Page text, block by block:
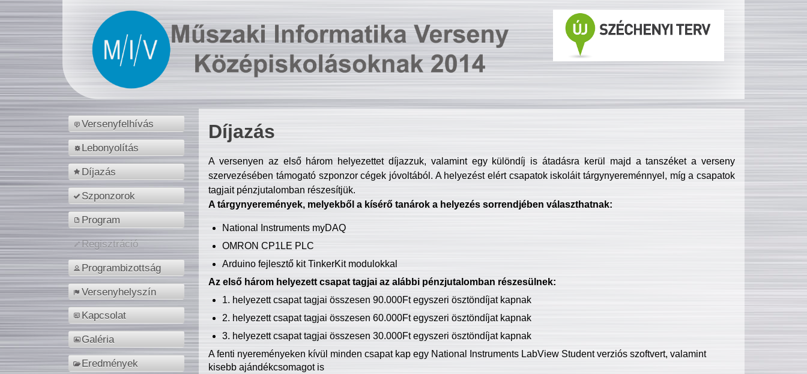
Versenyfelhívás
Lebonyolítás
Díjazás
Szponzorok
Program
Regisztráció
Programbizottság
Versenyhelyszín
Kapcsolat
Galéria
Eredmények
Díjazás
A versenyen az első három helyezettet díjazzuk, valamint egy különdíj is átadásra kerül majd a tanszéket a verseny
szervezésében támogató szponzor cégek jóvoltából. A helyezést elért csapatok iskoláit tárgynyereménnyel, míg a csapatok
tagjait pénzjutalomban részesítjük.
A tárgynyeremények, melyekből a kísérő tanárok a helyezés sorrendjében választhatnak:
National Instruments myDAQ
OMRON CP1LE PLC
Arduino fejlesztő kit TinkerKit modulokkal
Az első három helyezett csapat tagjai az alábbi pénzjutalomban részesülnek:
1. helyezett csapat tagjai összesen 90.000Ft egyszeri ösztöndíjat kapnak
2. helyezett csapat tagjai összesen 60.000Ft egyszeri ösztöndíjat kapnak
3. helyezett csapat tagjai összesen 30.000Ft egyszeri ösztöndíjat kapnak
A fenti nyereményeken kívül minden csapat kap egy National Instruments LabView Student verziós szoftvert, valamint
kisebb ajándékcsomagot is